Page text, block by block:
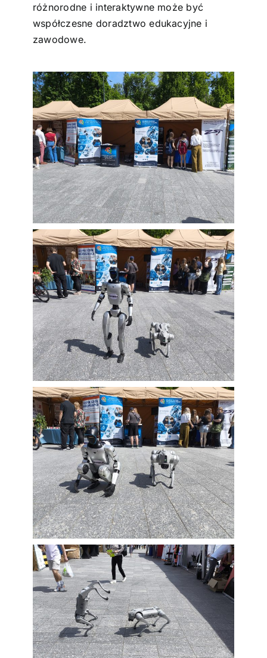
różnorodne i interaktywne może być
współczesne doradztwo edukacyjne i
zawodowe.